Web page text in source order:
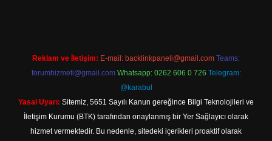
Reklam ve İletişim: E-mail: backlinkpaneli@gmail.com Teams:
forumhizmeti@gmail.com Whatsapp: 0262 606 0 726 Telegram:
@karabul
Yasal Uyarı: Sitemiz, 5651 Sayılı Kanun gereğince Bilgi Teknolojileri ve
İletişim Kurumu (BTK) tarafından onaylanmış bir Yer Sağlayıcı olarak
hizmet vermektedir. Bu nedenle, sitedeki içerikleri proaktif olarak